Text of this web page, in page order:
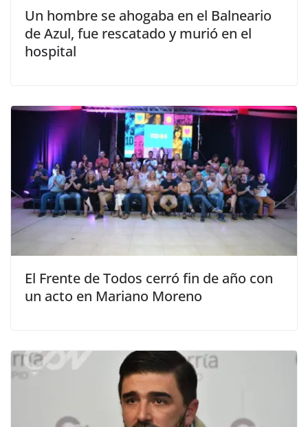
Un hombre se ahogaba en el Balneario
de Azul, fue rescatado y murió en el
hospital
El Frente de Todos cerró fin de año con
un acto en Mariano Moreno